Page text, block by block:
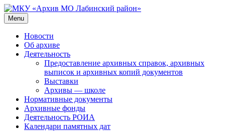
Skip
to
content
МКУ «Архив МО Лабинский район»
Официальный сайт
Menu
Новости
Об архиве
Деятельность
Предоставление архивных справок, архивных
выписок и архивных копий документов
Выставки
Архивы — школе
Нормативные документы
Архивные фонды
Деятельность РОИА
Календари памятных дат